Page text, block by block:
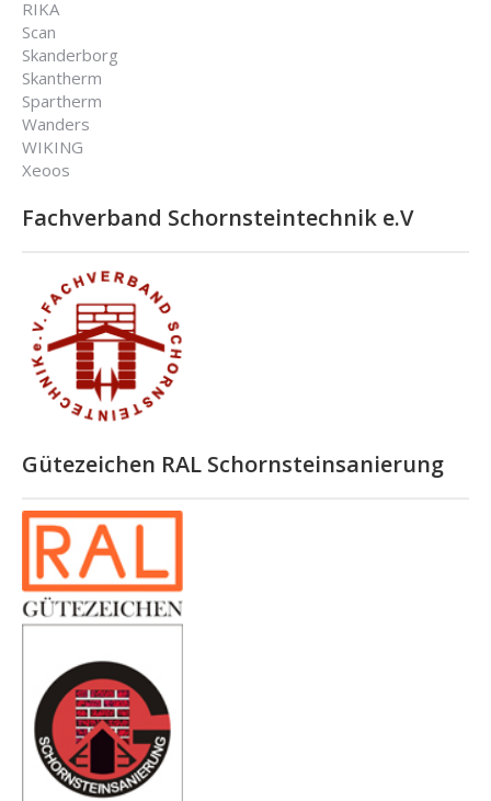
RIKA
Scan
Skanderborg
Skantherm
Spartherm
Wanders
WIKING
Xeoos
Fachverband Schornsteintechnik e.V
Gütezeichen RAL Schornsteinsanierung